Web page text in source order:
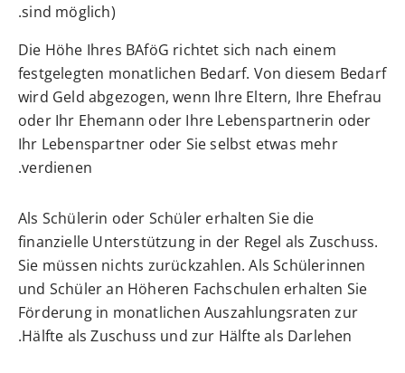
sind möglich).
Die Höhe Ihres BAföG richtet sich nach einem
festgelegten monatlichen Bedarf. Von diesem Bedarf
wird Geld abgezogen, wenn Ihre Eltern, Ihre Ehefrau
oder Ihr Ehemann oder Ihre Lebenspartnerin oder
Ihr Lebenspartner oder Sie selbst etwas mehr
verdienen.
Als Schülerin oder Schüler erhalten Sie die
finanzielle Unterstützung in der Regel als Zuschuss.
Sie müssen nichts zurückzahlen. Als Schülerinnen
und Schüler an Höheren Fachschulen erhalten Sie
Förderung in monatlichen Auszahlungsraten zur
Hälfte als Zuschuss und zur Hälfte als Darlehen.